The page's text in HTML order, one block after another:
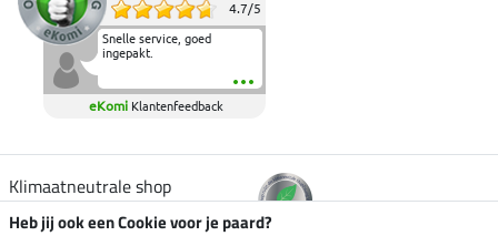
4.7/5
Snelle service, goed
ingepakt.
eKomi Klantenfeedback
Klimaatneutrale shop
Heb jij ook een Cookie voor je paard?